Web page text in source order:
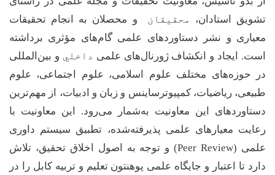
تشویق استادان،
محقیقان
و محصلان به انجام تحقیقات
معیاری و نشر دستاوردهای علمی گام‌های مؤثری برداشته
است. ایجاد و انکشاف ژورنال‌های علمی داخلي و بین‌المللی
در حوزه‌های مختلف علوم اسلامی، علوم اجتماعی، علوم
طبیعی، ریاضیات، کمپیوترساینس و زبان و ادبیات، از مهم‌ترین
دستاوردهای این معاونیت به‌شمار می‌رود.
این معاونیت با
رعایت معیارهای علمی پذیرفته‌شده، تطبیق سیستم داوری
علمی (Peer Review) و توجه به اصول اخلاق تحقیق، تلاش
دارد تا اعتبار و جایگاه علمی پوهنتون تعلیم و تربیه کابل را در